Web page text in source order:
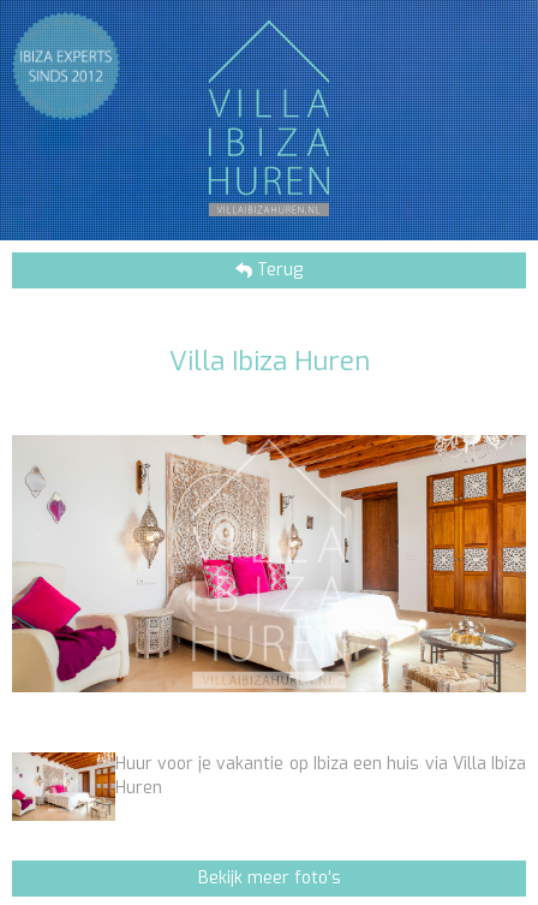
Terug
Villa Ibiza Huren
Huur voor je vakantie op Ibiza een huis via Villa Ibiza
Huren
Bekijk meer foto's